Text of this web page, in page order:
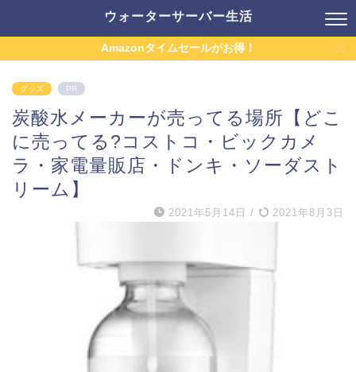
ウォーターサーバー生活
Amazonタイムセールがお得！
グッズ PR
炭酸水メーカーが売ってる場所【どこ
に売ってる?コストコ・ビックカメ
ラ・家電量販店・ドンキ・ソーダスト
リーム】
2021年5月14日 / 2021年8月3日